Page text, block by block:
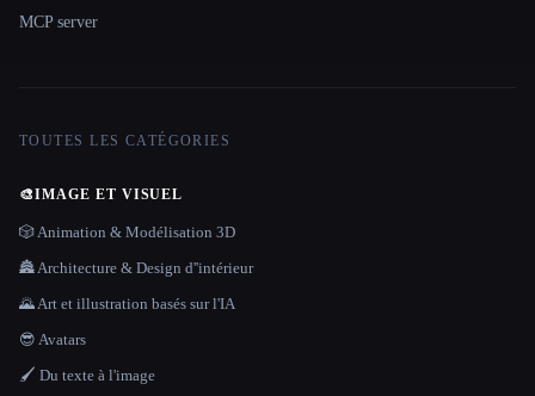
MCP server
TOUTES LES CATÉGORIES
🎨IMAGE ET VISUEL
🎲 Animation & Modélisation 3D
🏯 Architecture & Design d''intérieur
🌄 Art et illustration basés sur l'IA
😎 Avatars
🖌️ Du texte à l'image